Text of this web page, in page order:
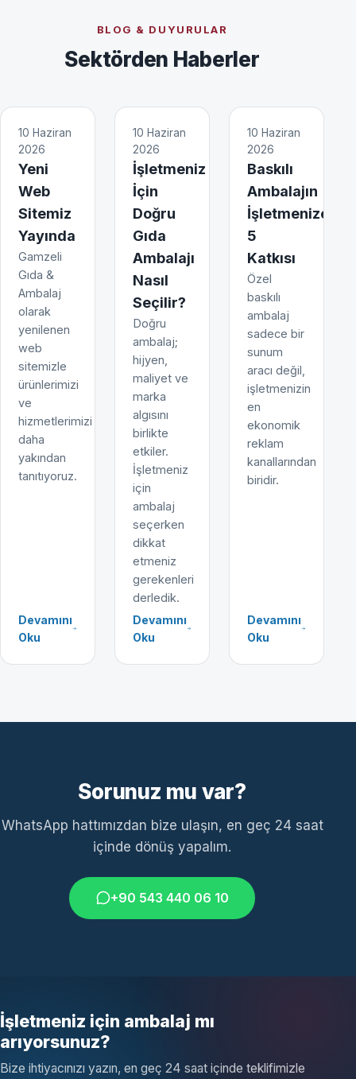
BLOG & DUYURULAR
Sektörden Haberler
10 Haziran
2026
Yeni
Web
Sitemiz
Yayında
Gamzeli
Gıda &
Ambalaj
olarak
yenilenen
web
sitemizle
ürünlerimizi
ve
hizmetlerimizi
daha
yakından
tanıtıyoruz.
Devamını
Oku
10 Haziran
2026
İşletmeniz
İçin
Doğru
Gıda
Ambalajı
Nasıl
Seçilir?
Doğru
ambalaj;
hijyen,
maliyet ve
marka
algısını
birlikte
etkiler.
İşletmeniz
için
ambalaj
seçerken
dikkat
etmeniz
gerekenleri
derledik.
Devamını
Oku
10 Haziran
2026
Baskılı
Ambalajın
İşletmenize
5
Katkısı
Özel
baskılı
ambalaj
sadece bir
sunum
aracı değil,
işletmenizin
en
ekonomik
reklam
kanallarından
biridir.
Devamını
Oku
Sorunuz mu var?
WhatsApp hattımızdan bize ulaşın, en geç 24 saat
içinde dönüş yapalım.
+90 543 440 06 10
İşletmeniz için ambalaj mı
arıyorsunuz?
Bize ihtiyacınızı yazın, en geç 24 saat içinde teklifimizle